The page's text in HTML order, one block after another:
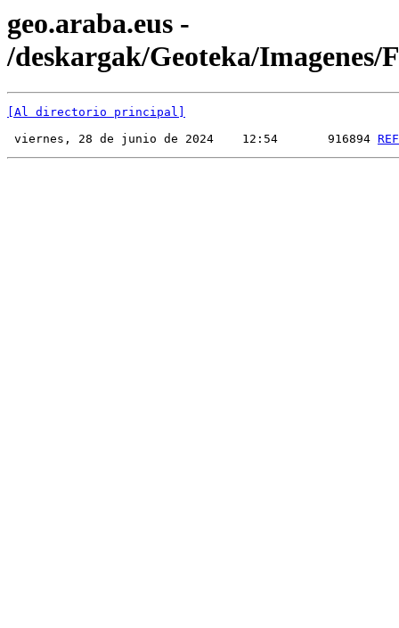
geo.araba.eus -
/deskargak/Geoteka/Imagenes/
[Al directorio principal]
viernes, 28 de junio de 2024    12:54       916894